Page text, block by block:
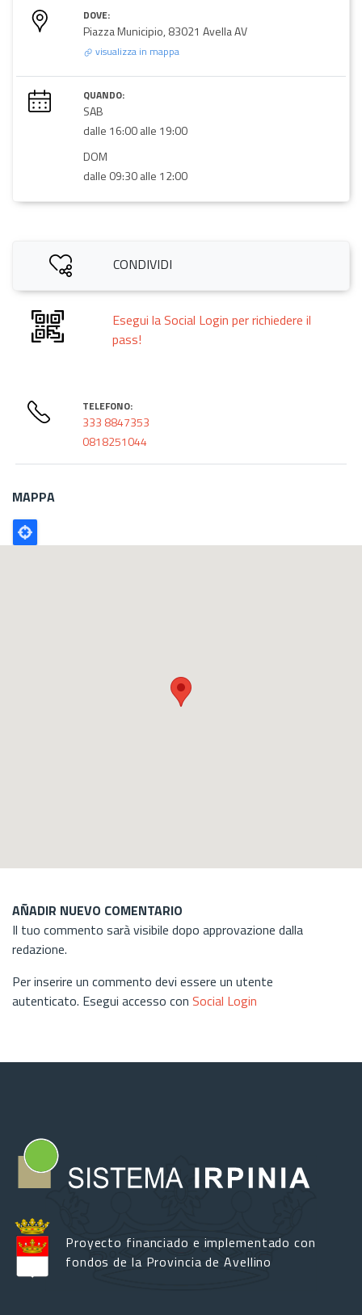
DOVE:
Piazza Municipio, 83021 Avella AV
visualizza in mappa
QUANDO:
SAB
dalle 16:00 alle 19:00
DOM
dalle 09:30 alle 12:00
CONDIVIDI
Esegui la Social Login per richiedere il
pass!
TELEFONO:
333 8847353
0818251044
MAPPA
Poligono
GEO
AÑADIR NUEVO COMENTARIO
Il tuo commento sarà visibile dopo approvazione dalla
redazione.
Per inserire un commento devi essere un utente
autenticato. Esegui accesso con Social Login
Proyecto financiado e implementado con
fondos de la Provincia de Avellino